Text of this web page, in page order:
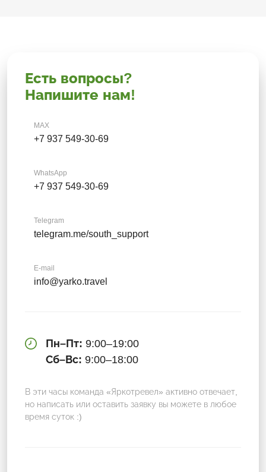
Есть вопросы?
Напишите нам!
MAX
+7 937 549-30-69
WhatsApp
+7 937 549-30-69
Telegram
telegram.me/south_support
E-mail
info@yarko.travel
Пн–Пт: 9:00–19:00
Сб–Вс: 9:00–18:00
В эти часы команда «Яркотревел» активно отвечает,
но написать или оставить заявку вы можете в любое
время суток :)